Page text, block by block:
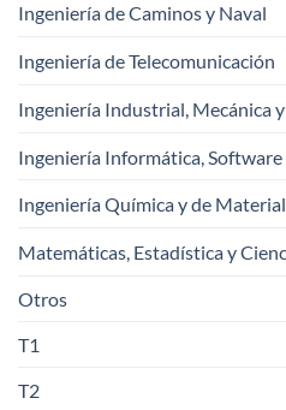
Ingeniería de Caminos y Naval
Ingeniería de Telecomunicación
Ingeniería Industrial, Mecánica
Ingeniería Informática, Software
Ingeniería Química y de
Matemáticas, Estadística y
Otros
T1
T2